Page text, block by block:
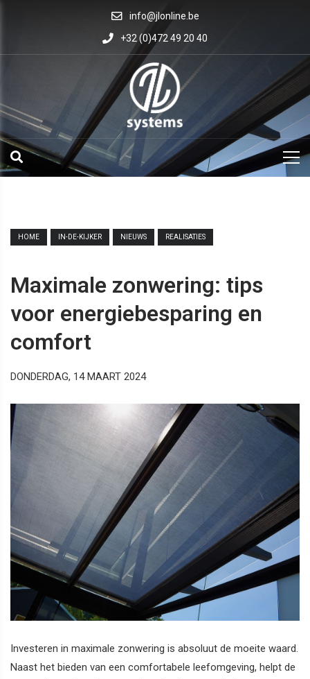
info@jlonline.be
+32 (0)472 49 20 40
HOME IN-DE-KIJKER NIEUWS REALISATIES
Maximale zonwering: tips
voor energiebesparing en
comfort
DONDERDAG, 14 MAART 2024
Investeren in maximale zonwering is absoluut de moeite waard.
Naast het bieden van een comfortabele leefomgeving, helpt de